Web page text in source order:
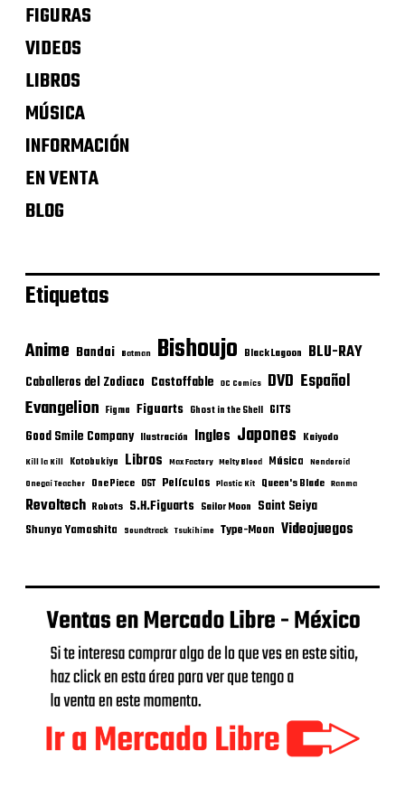
FIGURAS
VIDEOS
LIBROS
MÚSICA
INFORMACIÓN
EN VENTA
BLOG
Etiquetas
Anime Bandai Batman Bishoujo Black Lagoon BLU-RAY
Caballeros del Zodiaco Castoffable DC Comics DVD Español
Evangelion Figma Figuarts Ghost in the Shell GITS
Good Smile Company Ilustración Ingles Japones Kaiyodo
Kill la Kill Kotobukiya Libros Max Factory Melty Blood Música Nendoroid
Onegai Teacher One Piece OST Películas Plastic Kit Queen's Blade Ranma
Revoltech Robots S.H.Figuarts Sailor Moon Saint Seiya
Shunya Yamashita Soundtrack Tsukihime Type-Moon Videojuegos